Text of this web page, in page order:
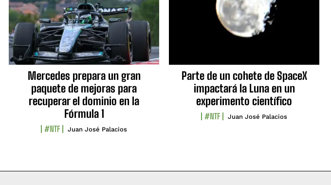
Mercedes prepara un gran
paquete de mejoras para
recuperar el dominio en la
Fórmula 1
#NTF Juan José Palacios
Parte de un cohete de SpaceX
impactará la Luna en un
experimento científico
#NTF Juan José Palacios